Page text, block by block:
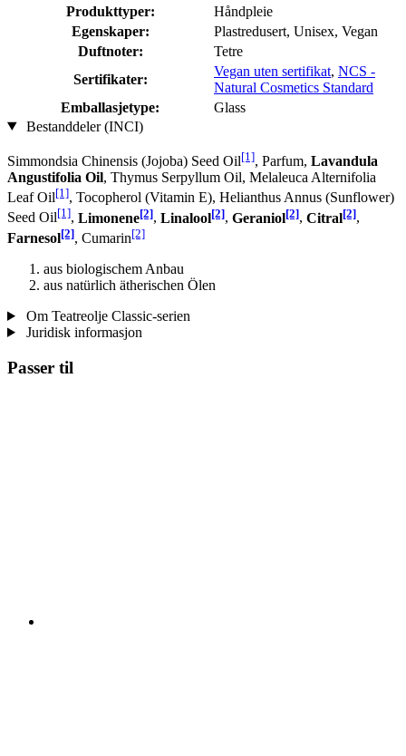
Produkttyper:
Håndpleie
Egenskaper:
Plastredu­sert, Unisex, Vegan
Duftnoter:
Tetre
Sertifikater:
Vegan uten sertifikat, NCS -
Natural Cosmetics Standard
Emballasjetype:
Glass
Bestanddeler (INCI)
Simmondsia Chinensis (Jojoba) Seed Oil[1], Parfum, Lavandula
Angustifolia Oil, Thymus Serpyllum Oil, Melaleuca Alternifolia
Leaf Oil[1], Tocopherol (Vitamin E), Helianthus Annus (Sunflower)
Seed Oil[1], Limonene[2], Linalool[2], Geraniol[2], Citral[2],
Farnesol[2], Cumarin[2]
aus biologischem Anbau
aus natürlich ätherischen Ölen
Om Teatreolje Classic-serien
Juridisk informasjon
Passer til